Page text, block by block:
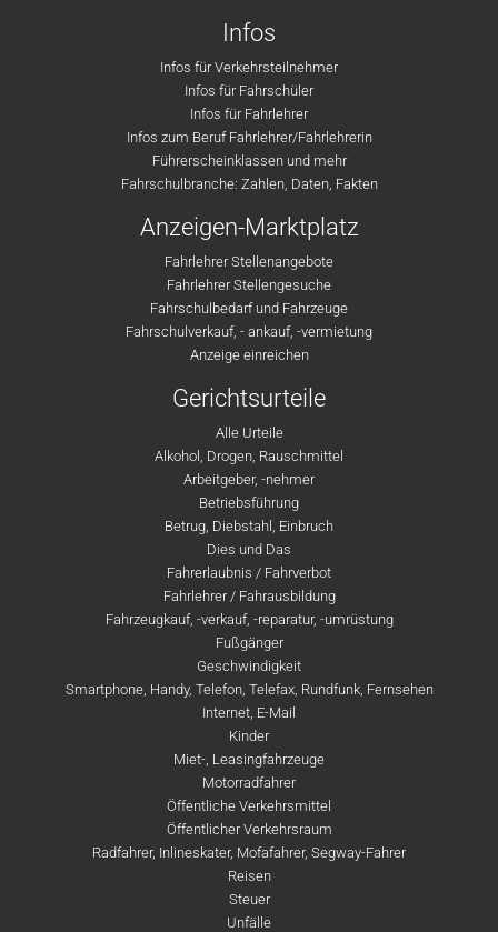
Infos
Infos für Verkehrsteilnehmer
Infos für Fahrschüler
Infos für Fahrlehrer
Infos zum Beruf Fahrlehrer/Fahrlehrerin
Führerscheinklassen und mehr
Fahrschulbranche: Zahlen, Daten, Fakten
Anzeigen-Marktplatz
Fahrlehrer Stellenangebote
Fahrlehrer Stellengesuche
Fahrschulbedarf und Fahrzeuge
Fahrschulverkauf, - ankauf, -vermietung
Anzeige einreichen
Gerichtsurteile
Alle Urteile
Alkohol, Drogen, Rauschmittel
Arbeitgeber, -nehmer
Betriebsführung
Betrug, Diebstahl, Einbruch
Dies und Das
Fahrerlaubnis / Fahrverbot
Fahrlehrer / Fahrausbildung
Fahrzeugkauf, -verkauf, -reparatur, -umrüstung
Fußgänger
Geschwindigkeit
Smartphone, Handy, Telefon, Telefax, Rundfunk, Fernsehen
Internet, E-Mail
Kinder
Miet-, Leasingfahrzeuge
Motorradfahrer
Öffentliche Verkehrsmittel
Öffentlicher Verkehrsraum
Radfahrer, Inlineskater, Mofafahrer, Segway-Fahrer
Reisen
Steuer
Unfälle